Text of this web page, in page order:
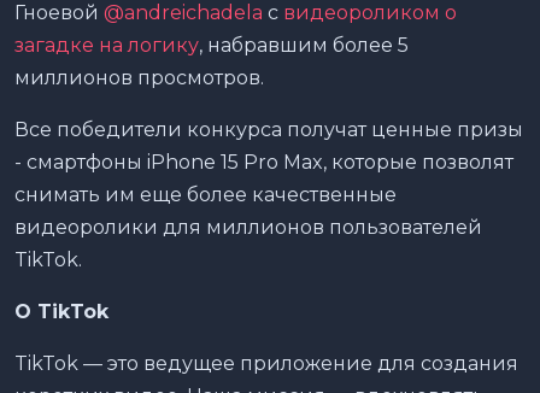
Гноевой @andreichadela с видеороликом о
загадке на логику, набравшим более 5
миллионов просмотров.
Все победители конкурса получат ценные призы
- смартфоны iPhone 15 Pro Max, которые позволят
снимать им еще более качественные
видеоролики для миллионов пользователей
TikTok.
О TikTok
TikTok — это ведущее приложение для создания